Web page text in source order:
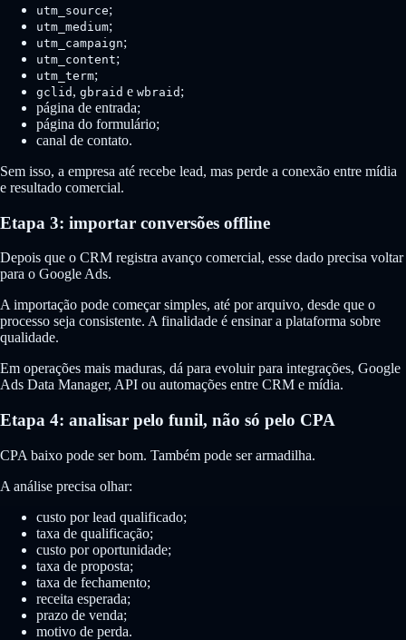
utm_source;
utm_medium;
utm_campaign;
utm_content;
utm_term;
gclid , gbraid e wbraid ;
página de entrada;
página do formulário;
canal de contato.
Sem isso, a empresa até recebe lead, mas perde a conexão entre mídia
e resultado comercial.
Etapa 3: importar conversões offline
Depois que o CRM registra avanço comercial, esse dado precisa voltar
para o Google Ads.
A importação pode começar simples, até por arquivo, desde que o
processo seja consistente. A finalidade é ensinar a plataforma sobre
qualidade.
Em operações mais maduras, dá para evoluir para integrações, Google
Ads Data Manager, API ou automações entre CRM e mídia.
Etapa 4: analisar pelo funil, não só pelo CPA
CPA baixo pode ser bom. Também pode ser armadilha.
A análise precisa olhar:
custo por lead qualificado;
taxa de qualificação;
custo por oportunidade;
taxa de proposta;
taxa de fechamento;
receita esperada;
prazo de venda;
motivo de perda.